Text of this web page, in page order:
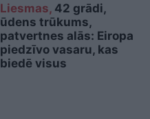
Liesmas,42 grādi,
ūdens trūkums,
patvertnes alās: Eiropa
piedzīvo vasaru, kas
biedē visus